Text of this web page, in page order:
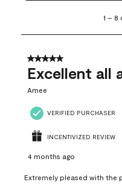
8
25
Reviews
1 – 8
5 out of 5 stars.
Excellent all
Amee
VERIFIED PURCHASER
INCENTIVIZED REVIEW
4 months ago
Extremely pleased with the